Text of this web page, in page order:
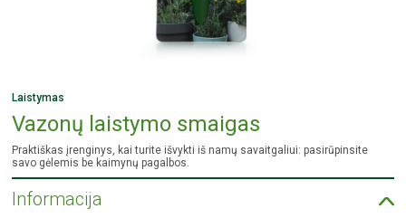
Laistymas
Vazonų laistymo smaigas
Praktiškas įrenginys, kai turite išvykti iš namų savaitgaliui: pasirūpinsite
savo gėlemis be kaimynų pagalbos.
Informacija